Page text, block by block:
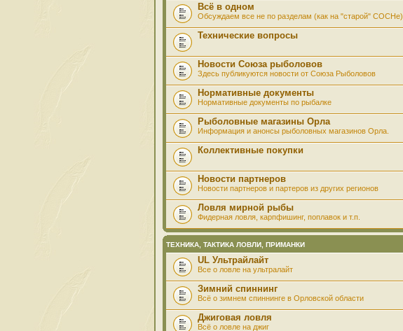
Всё в одном
Обсуждаем все не по разделам (как на "старой" СОСНе)
Технические вопросы
Новости Союза рыболовов
Здесь публикуются новости от Союза Рыболовов
Нормативные документы
Нормативные документы по рыбалке
Рыболовные магазины Орла
Информация и анонсы рыболовных магазинов Орла.
Коллективные покупки
Новости партнеров
Новости партнеров и партеров из других регионов
Ловля мирной рыбы
Фидерная ловля, карпфишинг, поплавок и т.п.
ТЕХНИКА, ТАКТИКА ЛОВЛИ, ПРИМАНКИ
UL Ультрайлайт
Все о ловле на ультралайт
Зимний спиннинг
Всё о зимнем спиннинге в Орловской области
Джиговая ловля
Всё о ловле на джиг